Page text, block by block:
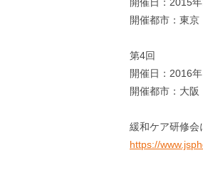
開催日：2015
開催都市：東京
第4回
開催日：2016
開催都市：大阪
緩和ケア研修会
https://